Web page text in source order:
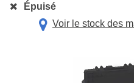
Épuisé
Voir le stock des